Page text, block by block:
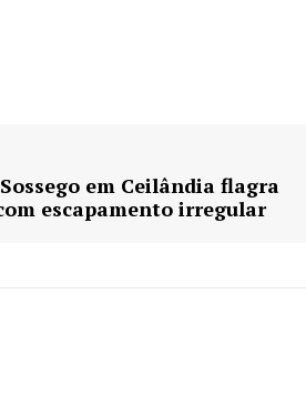
em Ceilândia flagra
escapamento irregular